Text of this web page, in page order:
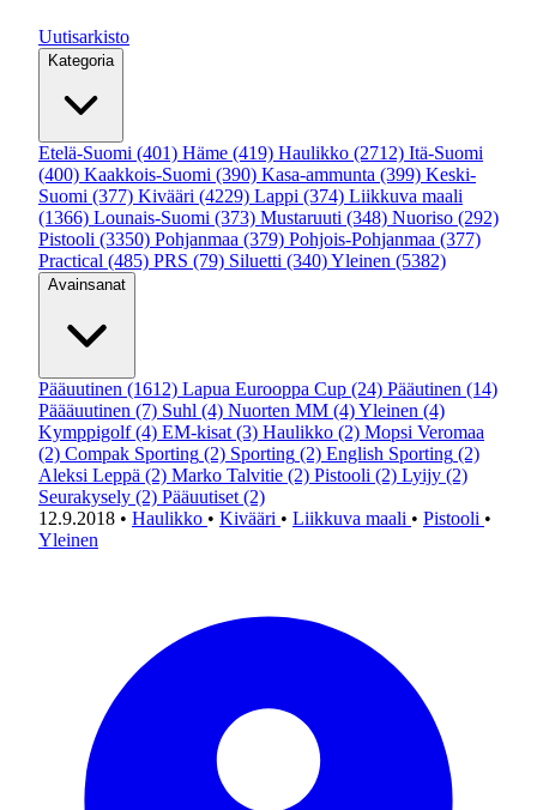
Uutisarkisto
Kategoria
Etelä-Suomi (401) Häme (419) Haulikko (2712) Itä-Suomi
(400) Kaakkois-Suomi (390) Kasa-ammunta (399) Keski-
Suomi (377) Kivääri (4229) Lappi (374) Liikkuva maali
(1366) Lounais-Suomi (373) Mustaruuti (348) Nuoriso (292)
Pistooli (3350) Pohjanmaa (379) Pohjois-Pohjanmaa (377)
Practical (485) PRS (79) Siluetti (340)Yleinen (5382)
Avainsanat
Pääuutinen (1612) Lapua Eurooppa Cup (24) Pääutinen (14)
Päääuutinen (7) Suhl (4) Nuorten MM (4)Yleinen (4)
Kymppigolf (4) EM-kisat (3) Haulikko (2) Mopsi Veromaa
(2) Compak Sporting (2) Sporting (2) English Sporting (2)
Aleksi Leppä (2) Marko Talvitie (2) Pistooli (2) Lyijy (2)
Seurakysely (2) Pääuutiset (2)
12.9.2018 • Haulikko • Kivääri • Liikkuva maali • Pistooli •
Yleinen